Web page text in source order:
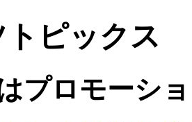
ピックス
プロモーシ